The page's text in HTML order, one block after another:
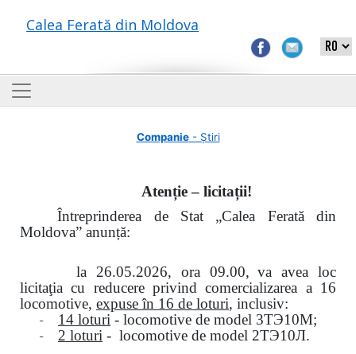
Calea Ferată din Moldova
Companie- Știri
Atenție – licitații!
Întreprinderea de Stat „Calea Ferată din
Moldova” anunță:
la 26.05.2026, ora 09.00, va avea loc
licitaţia cu reducere privind comercializarea a 16
locomotive, expuse în 16 de loturi, inclusiv:
- 14 loturi - locomotive de model 3ТЭ10М;
- 2 loturi - locomotive de model 2ТЭ10Л.